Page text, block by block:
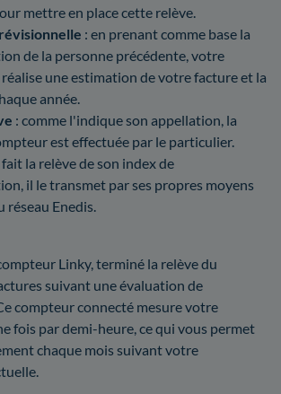
mettre en place cette relève.
: en prenant comme base la
de la personne précédente, votre
une estimation de votre facture et la
année.
: comme l'indique son appellation, la
est effectuée par le particulier.
la relève de son index de
il le transmet par ses propres moyens
réseau Enedis.
Linky, terminé la relève du
suivant une évaluation de
compteur connecté mesure votre
fois par demi-heure, ce qui vous permet
chaque mois suivant votre